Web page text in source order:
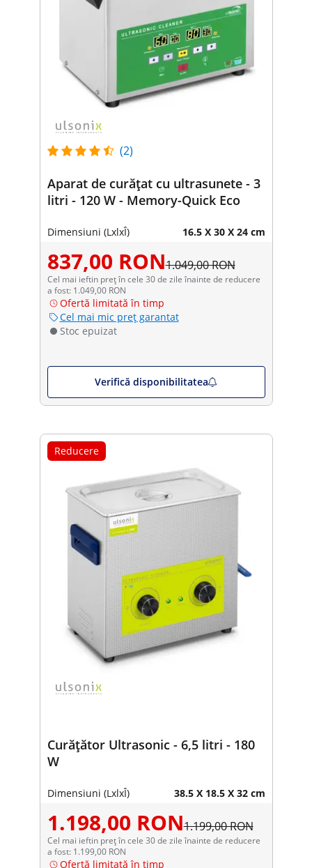
(2)
Aparat de curățat cu ultrasunete - 3
litri - 120 W - Memory-Quick Eco
Dimensiuni (LxlxÎ) 16.5 X 30 X 24 cm
837,00 RON1.049,00 RON
Cel mai ieftin preț în cele 30 de zile înainte de reducere
a fost: 1.049,00 RON
Ofertă limitată în timp
Cel mai mic preț garantat
Stoc epuizat
Verifică disponibilitatea
Reducere
Curățător Ultrasonic - 6,5 litri - 180
W
Dimensiuni (LxlxÎ) 38.5 X 18.5 X 32 cm
1.198,00 RON1.199,00 RON
Cel mai ieftin preț în cele 30 de zile înainte de reducere
a fost: 1.199,00 RON
Ofertă limitată în timp